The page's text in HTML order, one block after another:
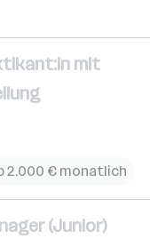
mit
2.000 € monatlich
(Junior)